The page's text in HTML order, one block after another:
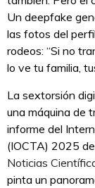
Un deepfake
las fotos del
rodeos: “Si no
lo ve tu familia,
La sextorsión
una máquina de
informe del
(IOCTA) 2025
Noticias
pinta un